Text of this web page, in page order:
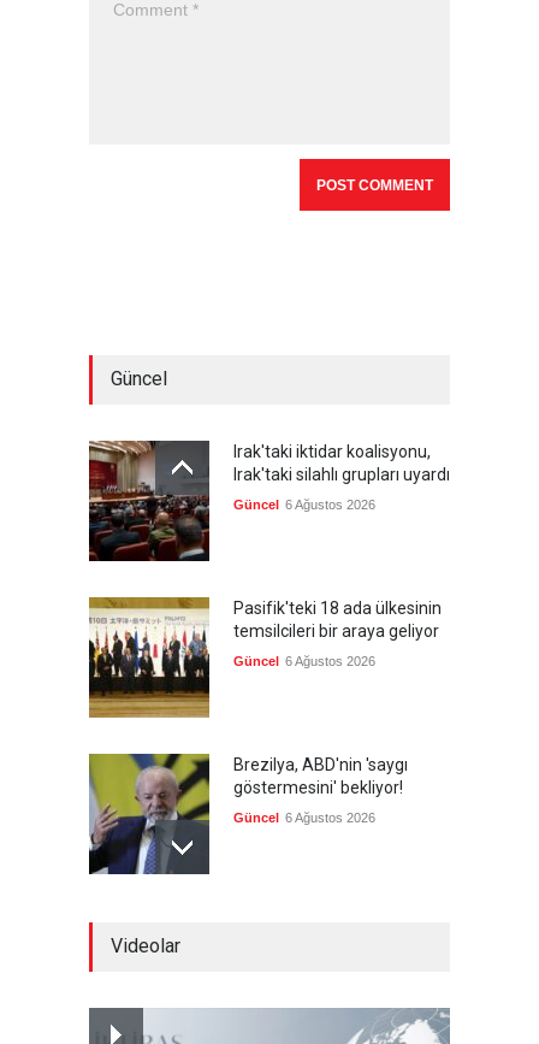
Güncel
Irak'taki iktidar koalisyonu,
Irak'taki silahlı grupları uyardı
Güncel 6 Ağustos 2026
Pasifik'teki 18 ada ülkesinin
temsilcileri bir araya geliyor
Güncel 6 Ağustos 2026
Brezilya, ABD'nin 'saygı
göstermesini' bekliyor!
Güncel 6 Ağustos 2026
Videolar